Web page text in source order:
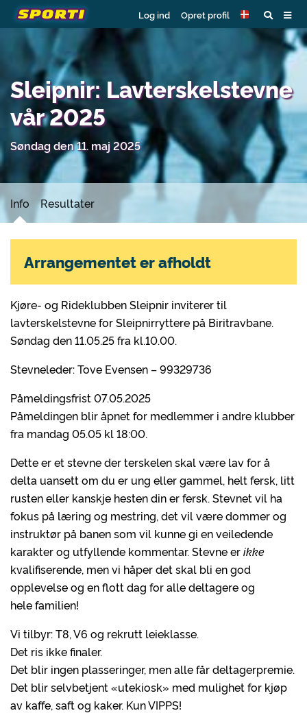
Log ind Opret profil
Sleipnir: Lavterskelstevne
vår 2025
Søndag den 11. maj 2025
Info Resultater
Kjøre- og Rideklubben Sleipnir inviterer til
lavterskelstevne for Sleipnirryttere på Biritravbane.
Søndag den 11.05.25 fra kl.10.00.
Stevneleder: Tove Evensen – 99329736
Påmeldingsfrist 07.05.2025
Påmeldingen blir åpnet for medlemmer i andre klubber
fra mandag 05.05 kl 18:00.
Dette er et stevne der terskelen skal være lav for å
delta uansett om du er ung eller gammel, helt fersk, litt
rusten eller kanskje hesten din er fersk. Stevnet vil ha
fokus på læring og mestring, det vil være dommer og
instruktør på banen som vil kunne gi en veiledende
karakter og utfyllende kommentar. Stevne erikke
kvalifiserende, men vi håper det skal bli en god
opplevelse og en flott dag for alle deltagere og
hele familien!
Vi tilbyr: T8, V6 og rekrutt leieklasse.
Det ris ikke finaler.
Det blir ingen plasseringer, men alle får deltagerpremie.
Det blir selvbetjent «utekiosk» med mulighet for kjøp
av kaffe, saft og kaker. Kun VIPPS!
Arrangementet er afholdt